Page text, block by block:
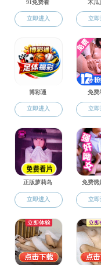
教办通知
研办通知
招生通知
学办通知
学生天地
就业信息
学术动态